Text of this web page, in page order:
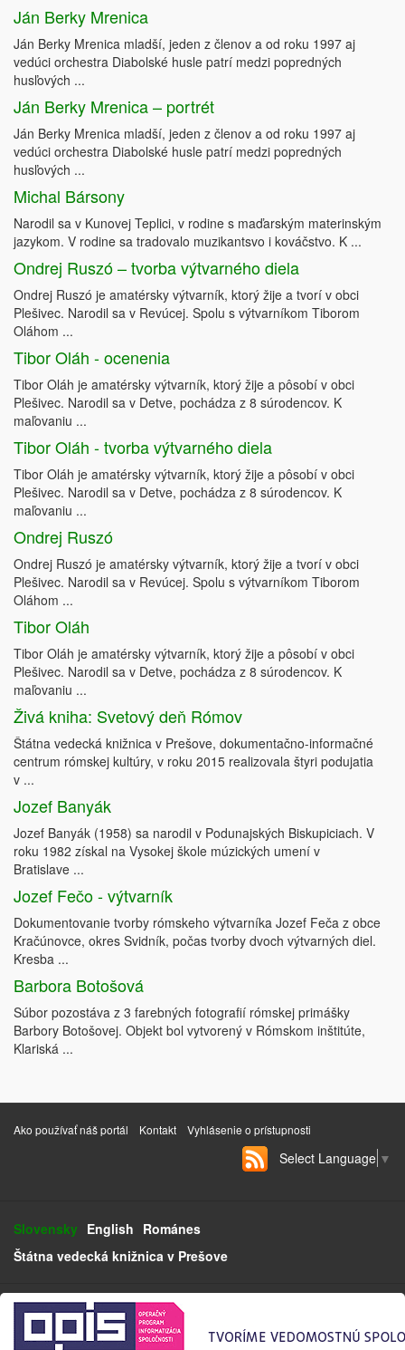
Ján Berky Mrenica
Ján Berky Mrenica mladší, jeden z členov a od roku 1997 aj
vedúci orchestra Diabolské husle patrí medzi popredných
husľových ...
Ján Berky Mrenica – portrét
Ján Berky Mrenica mladší, jeden z členov a od roku 1997 aj
vedúci orchestra Diabolské husle patrí medzi popredných
husľových ...
Michal Bársony
Narodil sa v Kunovej Teplici, v rodine s maďarským materinským
jazykom. V rodine sa tradovalo muzikantsvo i kováčstvo. K ...
Ondrej Ruszó – tvorba výtvarného diela
Ondrej Ruszó je amatérsky výtvarník, ktorý žije a tvorí v obci
Plešivec. Narodil sa v Revúcej. Spolu s výtvarníkom Tiborom
Oláhom ...
Tibor Oláh - ocenenia
Tibor Oláh je amatérsky výtvarník, ktorý žije a pôsobí v obci
Plešivec. Narodil sa v Detve, pochádza z 8 súrodencov. K
maľovaniu ...
Tibor Oláh - tvorba výtvarného diela
Tibor Oláh je amatérsky výtvarník, ktorý žije a pôsobí v obci
Plešivec. Narodil sa v Detve, pochádza z 8 súrodencov. K
maľovaniu ...
Ondrej Ruszó
Ondrej Ruszó je amatérsky výtvarník, ktorý žije a tvorí v obci
Plešivec. Narodil sa v Revúcej. Spolu s výtvarníkom Tiborom
Oláhom ...
Tibor Oláh
Tibor Oláh je amatérsky výtvarník, ktorý žije a pôsobí v obci
Plešivec. Narodil sa v Detve, pochádza z 8 súrodencov. K
maľovaniu ...
Živá kniha: Svetový deň Rómov
Štátna vedecká knižnica v Prešove, dokumentačno-informačné
centrum rómskej kultúry, v roku 2015 realizovala štyri podujatia
v ...
Jozef Banyák
Jozef Banyák (1958) sa narodil v Podunajských Biskupiciach. V
roku 1982 získal na Vysokej škole múzických umení v
Bratislave ...
Jozef Fečo - výtvarník
Dokumentovanie tvorby rómskeho výtvarníka Jozef Feča z obce
Kračúnovce, okres Svidník, počas tvorby dvoch výtvarných diel.
Kresba ...
Barbora Botošová
Súbor pozostáva z 3 farebných fotografií rómskej primášky
Barbory Botošovej. Objekt bol vytvorený v Rómskom inštitúte,
Klariská ...
Ako používať náš portál Kontakt Vyhlásenie o prístupnosti
Select Language ▼
Slovensky English Románes
Štátna vedecká knižnica v Prešove